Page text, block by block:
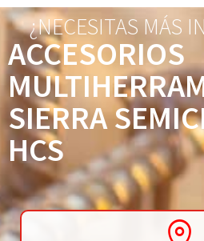
¿NECESITAS MÁS
ACCESORIOS
SIERRA
HCS